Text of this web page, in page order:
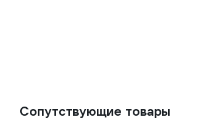
Сопутствующие товары